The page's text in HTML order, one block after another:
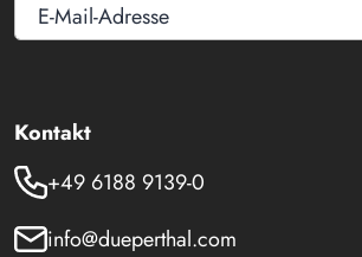
E-Mail-Adresse
Kontakt
+49 6188 9139-0
info@dueperthal.com